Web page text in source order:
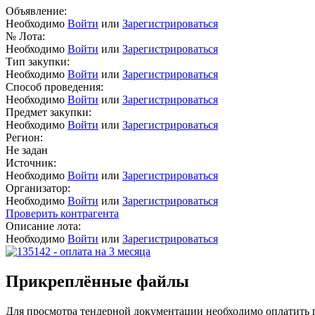
Объявление:
Необходимо Войти или Зарегистрироваться
№ Лота:
Необходимо Войти или Зарегистрироваться
Тип закупки:
Необходимо Войти или Зарегистрироваться
Способ проведения:
Необходимо Войти или Зарегистрироваться
Предмет закупки:
Необходимо Войти или Зарегистрироваться
Регион:
Не задан
Источник:
Необходимо Войти или Зарегистрироваться
Организатор:
Необходимо Войти или Зарегистрироваться
Проверить контрагента
Описание лота:
Необходимо Войти или Зарегистрироваться
Прикреплённые файлы
Для просмотра тендерной документации необходимо оплатить